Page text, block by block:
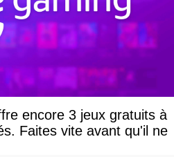
encore 3 jeux gratuits à
Faites vite avant qu'il ne